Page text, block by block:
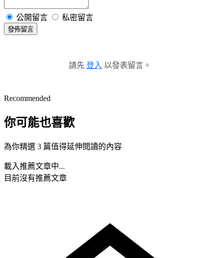
公開留言 私密留言
發佈留言
請先 登入 以發表留言。
Recommended
你可能也喜歡
為你精選 3 篇值得延伸閱讀的內容
載入推薦文章中...
目前沒有推薦文章